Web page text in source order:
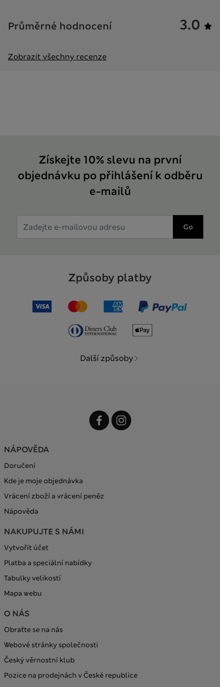
Průměrné hodnocení 3.0
Zobrazit všechny recenze
Získejte 10% slevu na první
objednávku po přihlášení k odběru
e-mailů
Go
Způsoby platby
Další způsoby
NÁPOVĚDA
Doručení
Kde je moje objednávka
Vrácení zboží a vrácení peněz
Nápověda
NAKUPUJTE S NÁMI
Vytvořit účet
Platba a speciální nabídky
Tabulky velikostí
Mapa webu
O NÁS
Obraťte se na nás
Webové stránky společnosti
Český věrnostní klub
Pozice na prodejnách v České republice